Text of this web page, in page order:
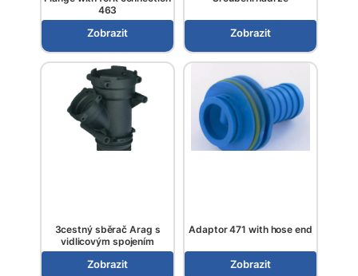
463
Zobrazit Zobrazit
3cestný sběrač Arag s
vidlicovým spojením
Zobrazit
Adaptor 471 with hose end
Zobrazit